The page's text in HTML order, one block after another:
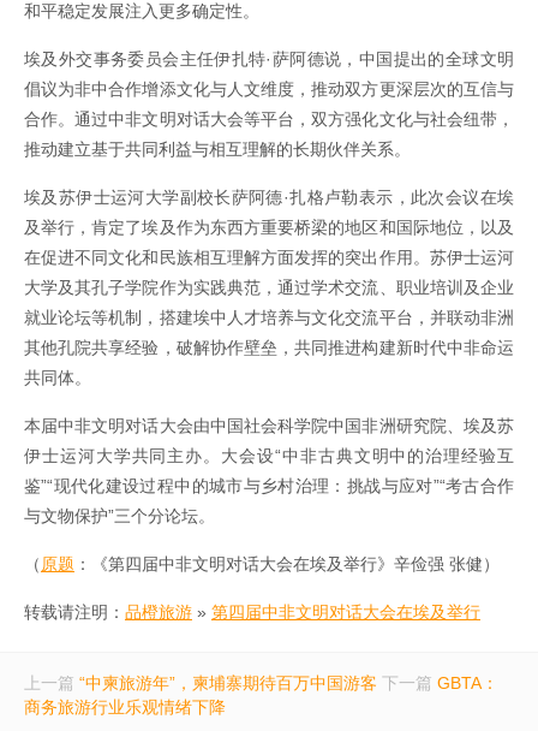
和平稳定发展注入更多确定性。
埃及外交事务委员会主任伊扎特·萨阿德说，中国提出的全球文明
倡议为非中合作增添文化与人文维度，推动双方更深层次的互信与
合作。通过中非文明对话大会等平台，双方强化文化与社会纽带，
推动建立基于共同利益与相互理解的长期伙伴关系。
埃及苏伊士运河大学副校长萨阿德·扎格卢勒表示，此次会议在埃
及举行，肯定了埃及作为东西方重要桥梁的地区和国际地位，以及
在促进不同文化和民族相互理解方面发挥的突出作用。苏伊士运河
大学及其孔子学院作为实践典范，通过学术交流、职业培训及企业
就业论坛等机制，搭建埃中人才培养与文化交流平台，并联动非洲
其他孔院共享经验，破解协作壁垒，共同推进构建新时代中非命运
共同体。
本届中非文明对话大会由中国社会科学院中国非洲研究院、埃及苏
伊士运河大学共同主办。大会设“中非古典文明中的治理经验互
鉴”“现代化建设过程中的城市与乡村治理：挑战与应对”“考古合作
与文物保护”三个分论坛。
（原题 ：《第四届中非文明对话大会在埃及举行》辛俭强 张健）
转载请注明： 品橙旅游 » 第四届中非文明对话大会在埃及举行
上一篇 “中柬旅游年”，柬埔寨期待百万中国游客 下一篇 GBTA：
商务旅游行业乐观情绪下降